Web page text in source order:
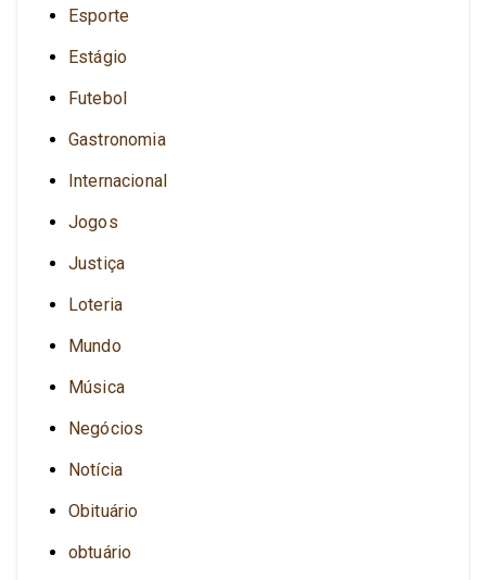
Esporte
Estágio
Futebol
Gastronomia
Internacional
Jogos
Justiça
Loteria
Mundo
Música
Negócios
Notícia
Obituário
obtuário